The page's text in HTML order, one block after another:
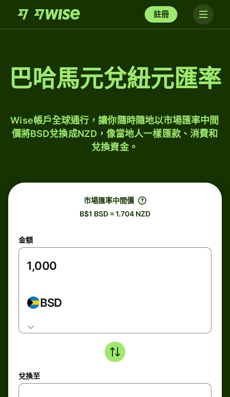
註冊
巴哈馬元兌紐元匯率
Wise帳戶全球通行，讓你隨時隨地以市場匯率中間
價將BSD兌換成NZD，像當地人一樣匯款、消費和
兌換資金。
市場匯率中間價
B$1 BSD = 1.704 NZD
金額
BSD
兌換至